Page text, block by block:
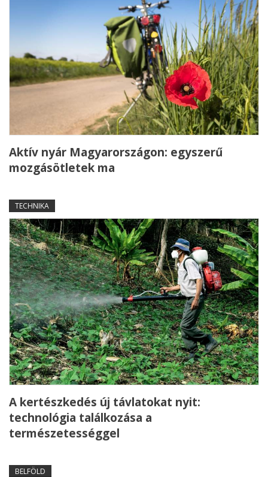
Aktív nyár Magyarországon: egyszerű
mozgásötletek ma
TECHNIKA
A kertészkedés új távlatokat nyit:
technológia találkozása a
természetességgel
BELFÖLD